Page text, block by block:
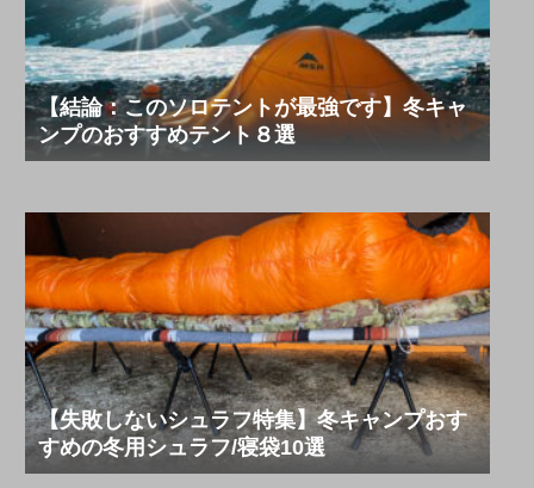
【結論：このソロテントが最強です】冬キャ
ンプのおすすめテント８選
【失敗しないシュラフ特集】冬キャンプおす
すめの冬用シュラフ/寝袋10選